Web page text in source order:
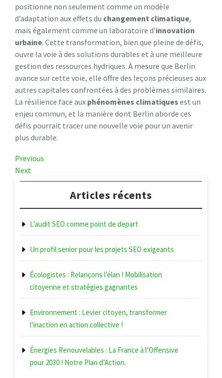
positionne non seulement comme un modèle
d’adaptation aux effets du changement climatique,
mais également comme un laboratoire d’innovation
urbaine. Cette transformation, bien que pleine de défis,
ouvre la voie à des solutions durables et à une meilleure
gestion des ressources hydriques. À mesure que Berlin
avance sur cette voie, elle offre des leçons précieuses aux
autres capitales confrontées à des problèmes similaires.
La résilience face aux phénomènes climatiques est un
enjeu commun, et la manière dont Berlin aborde ces
défis pourrait tracer une nouvelle voie pour un avenir
plus durable.
Navigation
de
l’article
Previous
Post
Previous
Next
Post
Next
Articles récents
L’audit SEO comme point de depart
Un profil senior pour les projets SEO exigeants
Écologistes : Relançons l’élan ! Mobilisation
citoyenne et stratégies gagnantes
Environnement : Levier citoyen, transformer
l’inaction en action collective !
Énergies Renouvelables : La France à l’Offensive
pour 2030 ! Notre Plan d’Action.